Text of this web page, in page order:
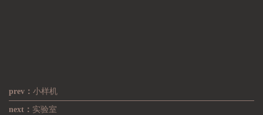
prev： 小样机
next： 实验室